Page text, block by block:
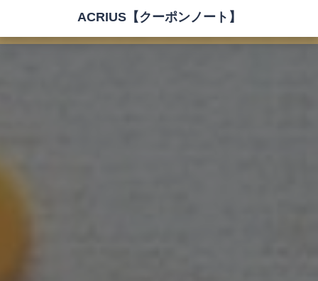
ACRIUS【クーポンノート】